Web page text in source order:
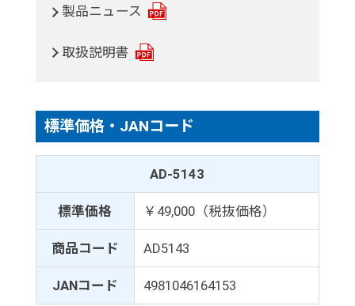
製品ニュース
取扱説明書
標準価格・JANコード
AD-5143
標準価格 ￥49,000（税抜価格）
商品コード AD5143
JANコード 4981046164153